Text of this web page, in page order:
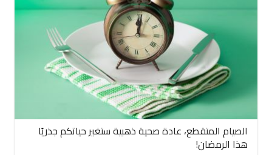
الصيام المتقطع، عادة صحية ذهبية ستغير حياتكم جذريًا
هذا الرمضان!